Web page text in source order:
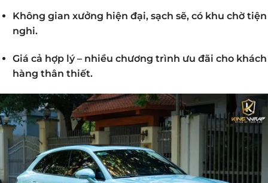
Không gian xưởng hiện đại, sạch sẽ, có khu chờ tiện
nghi.
Giá cả hợp lý – nhiều chương trình ưu đãi cho khách
hàng thân thiết.